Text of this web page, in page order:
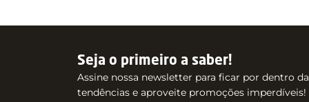
Seja o primeiro a saber!
Assine nossa newsletter para ficar por dentro
tendências e aproveite promoções imperdíveis!